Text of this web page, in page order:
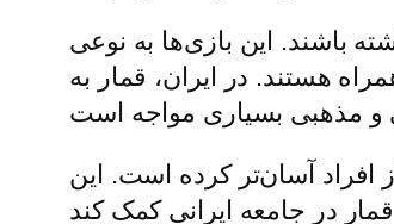
باشند. این بازی‌ها به نوعی
هستند. در ایران، قمار به
افراد آسان‌تر کرده است. این